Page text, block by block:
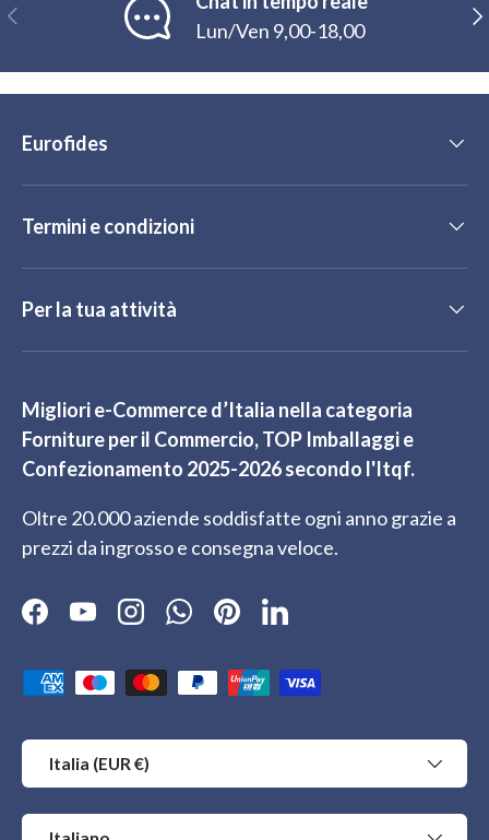
Indietro
Lun/Ven 9,00-18,00
Eurofides
Termini e condizioni
Per la tua attività
Migliori e-Commerce d’Italia nella categoria
Forniture per il Commercio, TOP Imballaggi e
Confezionamento 2025-2026 secondo l'Itqf.
Oltre 20.000 aziende soddisfatte ogni anno grazie a
prezzi da ingrosso e consegna veloce.
Facebook
YouTubeInstagramWhatsApp
PinterestLinkedIn
Metodi di pagamento accettati
Paese/Regione
Italia (EUR €)
Lingua